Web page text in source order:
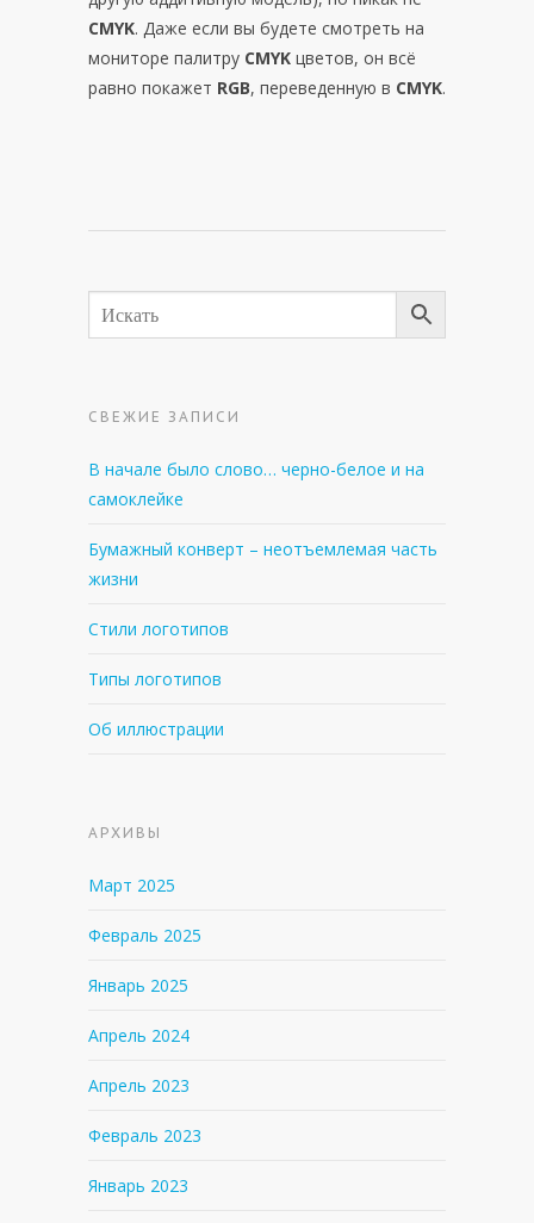
CMYK. Даже если вы будете смотреть на
мониторе палитру CMYK цветов, он всё
равно покажет RGB, переведенную в CMYK.
СВЕЖИЕ ЗАПИСИ
В начале было слово… черно-белое и на
самоклейке
Бумажный конверт – неотъемлемая часть
жизни
Стили логотипов
Типы логотипов
Об иллюстрации
АРХИВЫ
Март 2025
Февраль 2025
Январь 2025
Апрель 2024
Апрель 2023
Февраль 2023
Январь 2023